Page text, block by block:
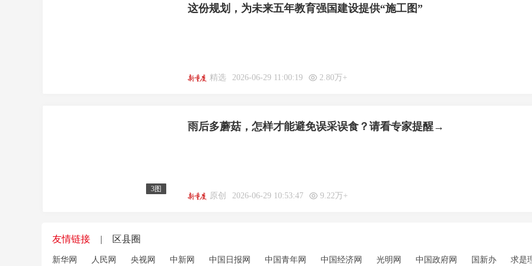
这份规划，为未来五年教育强国建设提供“施工图”
精选 2026-06-29 11:00:19 2.80万+
3图
雨后多蘑菇，怎样才能避免误采误食？请看专家提醒→
原创 2026-06-29 10:53:47 9.22万+
友情链接 | 区县圈
新华网 人民网 央视网 中新网 中国日报网 中国青年网 中国经济网 光明网 中国政府网 国新办 求是